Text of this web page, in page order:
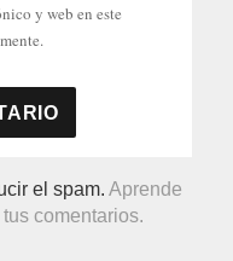
y web en este
el spam.Aprende
comentarios.